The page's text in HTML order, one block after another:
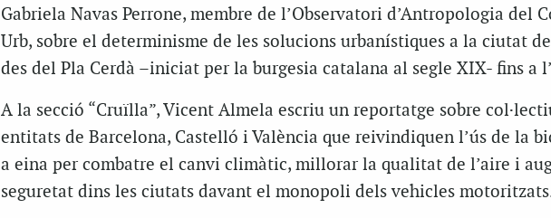
Gabriela Navas Perrone, membre de l’Observatori d’Antropologia del
Urb, sobre el determinisme de les solucions urbanístiques a la ciutat
des del Pla Cerdà –iniciat per la burgesia catalana al segle XIX- fins a
A la secció “Cruïlla”, Vicent Almela escriu un reportatge sobre
entitats de Barcelona, Castelló i València que reivindiquen l’ús de la
a eina per combatre el canvi climàtic, millorar la qualitat de l’aire i
seguretat dins les ciutats davant el monopoli dels vehicles